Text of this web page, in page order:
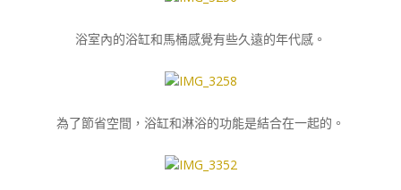
浴室內的浴缸和馬桶感覺有些久遠的年代感。
為了節省空間，浴缸和淋浴的功能是結合在一起的。